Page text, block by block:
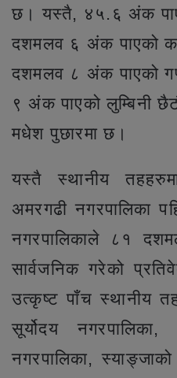
छ। यस्तै, ४५.६ अंक
दशमलव ६ अंक पाएको
दशमलव ८ अंक पाएको
९ अंक पाएको लुम्बिनी
मधेश पुछारमा छ।
यस्तै स्थानीय
अमरगढी नगरपालिका
नगरपालिकाले ८१
सार्वजनिक गरेको
उत्कृष्ट पाँच स्थानीय
सूर्योदय नगरपालिका,
नगरपालिका,